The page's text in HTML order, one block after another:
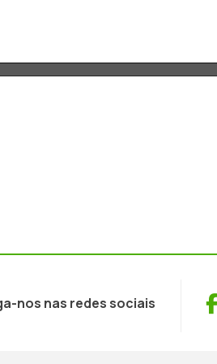
nos nas redes sociais